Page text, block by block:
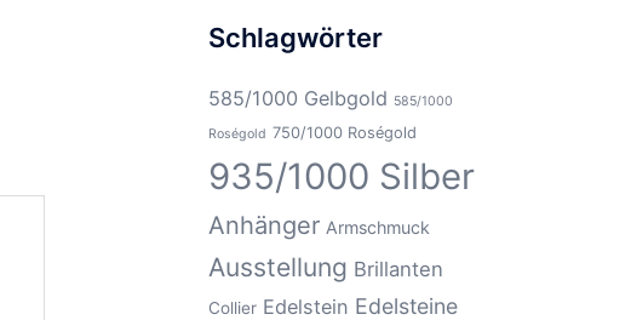
Schlagwörter
585/1000 Gelbgold 585/1000
Roségold 750/1000 Roségold
935/1000 Silber
Anhänger Armschmuck
Ausstellung Brillanten
Collier Edelstein Edelsteine